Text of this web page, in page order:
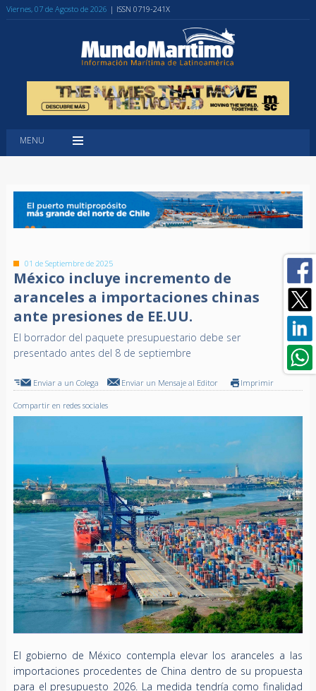
Viernes, 07 de Agosto de 2026 | ISSN 0719-241X
MENU
01 de Septiembre de 2025
México incluye incremento de
aranceles a importaciones chinas
ante presiones de EE.UU.
El borrador del paquete presupuestario debe ser
presentado antes del 8 de septiembre
Enviar a un Colega Enviar un Mensaje al Editor Imprimir
Compartir en redes sociales
El gobierno de México contempla elevar los aranceles a las
importaciones procedentes de China dentro de su propuesta
para el presupuesto 2026. La medida tendría como finalidad